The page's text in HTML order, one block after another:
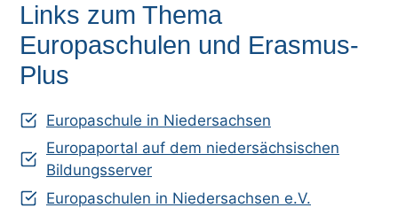
Links zum Thema
Europaschulen und Erasmus-
Plus
Europaschule in Niedersachsen
Europaportal auf dem niedersächsischen
Bildungsserver
Europaschulen in Niedersachsen e.V.